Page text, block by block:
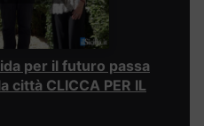
per il futuro passa
città CLICCA PER IL